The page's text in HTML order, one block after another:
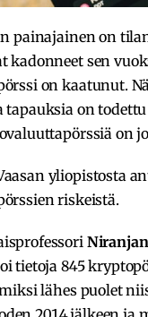
painajainen on
kadonneet sen
on kaatunut.
on
on
yliopistosta
riskeistä.
Niranjan
tietoja 845
lähes puolet